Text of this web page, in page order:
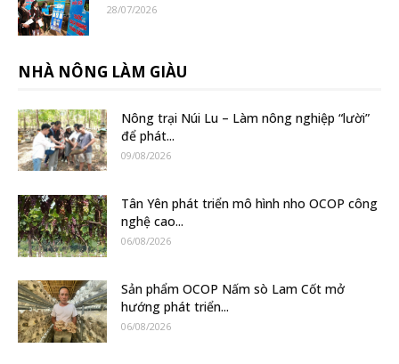
28/07/2026
NHÀ NÔNG LÀM GIÀU
Nông trại Núi Lu – Làm nông nghiệp “lười”
để phát...
09/08/2026
Tân Yên phát triển mô hình nho OCOP công
nghệ cao...
06/08/2026
Sản phẩm OCOP Nấm sò Lam Cốt mở
hướng phát triển...
06/08/2026